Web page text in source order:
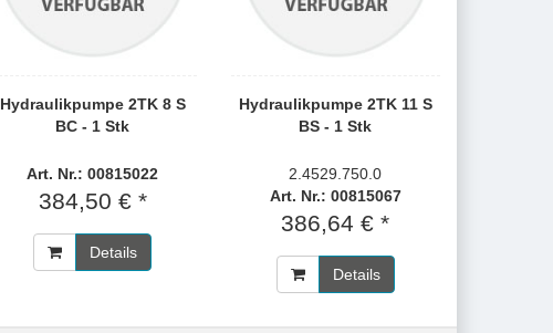
Hydraulikpumpe 2TK 8 S
BC - 1 Stk
Art. Nr.: 00815022
384,50 € *
Details
Hydraulikpumpe 2TK 11 S
BS - 1 Stk
2.4529.750.0
Art. Nr.: 00815067
386,64 € *
Details